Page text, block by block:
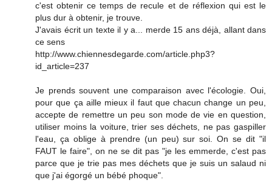
c'est obtenir ce temps de recule et de réflexion qui est le
plus dur à obtenir, je trouve.
J'avais écrit un texte il y a... merde 15 ans déjà, allant dans
ce sens
http://www.chiennesdegarde.com/article.php3?
id_article=237
Je prends souvent une comparaison avec l'écologie. Oui,
pour que ça aille mieux il faut que chacun change un peu,
accepte de remettre un peu son mode de vie en question,
utiliser moins la voiture, trier ses déchets, ne pas gaspiller
l'eau, ça oblige à prendre (un peu) sur soi. On se dit "il
FAUT le faire", on ne se dit pas "je les emmerde, c'est pas
parce que je trie pas mes déchets que je suis un salaud ni
que j'ai égorgé un bébé phoque".